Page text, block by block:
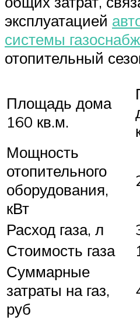
эксплуатацией
системы
отопительный
Площадь дома
160 кв.м.
Мощность
отопительного
оборудования,
кВт
Расход газа, л
Стоимость газа
Суммарные
затраты на газ,
руб